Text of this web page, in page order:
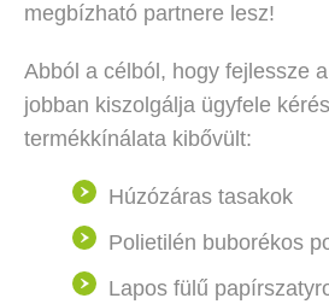
megbízható partnere lesz!
Abból a célból, hogy fejlessze
jobban kiszolgálja ügyfele
termékkínálata kibővült:
Húzózáras tasakok
Polietilén buborékos
Lapos fülű